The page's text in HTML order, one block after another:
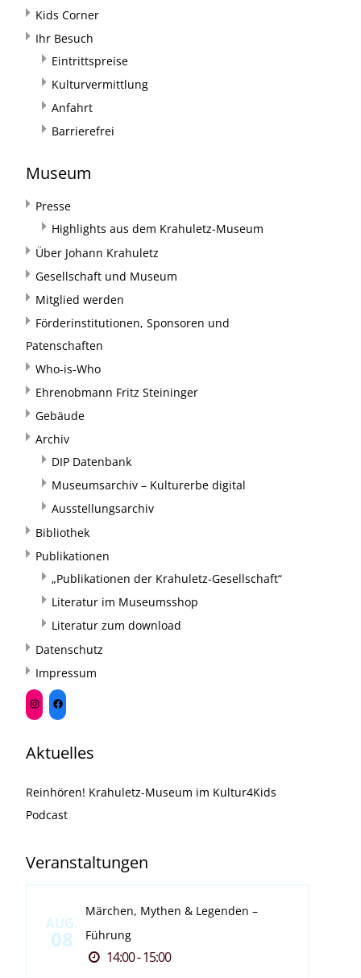
Kids Corner
Ihr Besuch
Eintrittspreise
Kulturvermittlung
Anfahrt
Barrierefrei
Museum
Presse
Highlights aus dem Krahuletz-Museum
Über Johann Krahuletz
Gesellschaft und Museum
Mitglied werden
Förderinstitutionen, Sponsoren und
Patenschaften
Who-is-Who
Ehrenobmann Fritz Steininger
Gebäude
Archiv
DIP Datenbank
Museumsarchiv – Kulturerbe digital
Ausstellungsarchiv
Bibliothek
Publikationen
„Publikationen der Krahuletz-Gesellschaft“
Literatur im Museumsshop
Literatur zum download
Datenschutz
Impressum
Aktuelles
Reinhören! Krahuletz-Museum im Kultur4Kids
Podcast
Veranstaltungen
AUG.
08
Märchen, Mythen & Legenden –
Führung
14:00 - 15:00